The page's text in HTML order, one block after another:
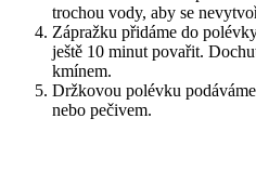
trochou vody, aby se
Zápražku přidáme do
ještě 10 minut povařit.
kmínem.
Držkovou polévku
nebo pečivem.